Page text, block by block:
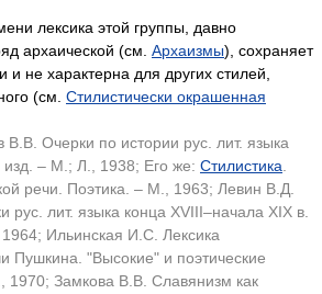
лексика этой группы, давно
архаической (см. Архаизмы), сохраняет
и не характерна для других стилей,
(см. Стилистически окрашенная
В.В. Очерки по истории рус. лит. языка
изд. – М.; Л., 1938; Его же: Стилистика
речи. Поэтика. – М., 1963; Левин В.Д.
рус. лит. языка конца XVIII–начала XIX в.
Ильинская И.С. Лексика
Пушкина. "Высокие" и поэтические
1970; Замкова В.В. Славянизм как